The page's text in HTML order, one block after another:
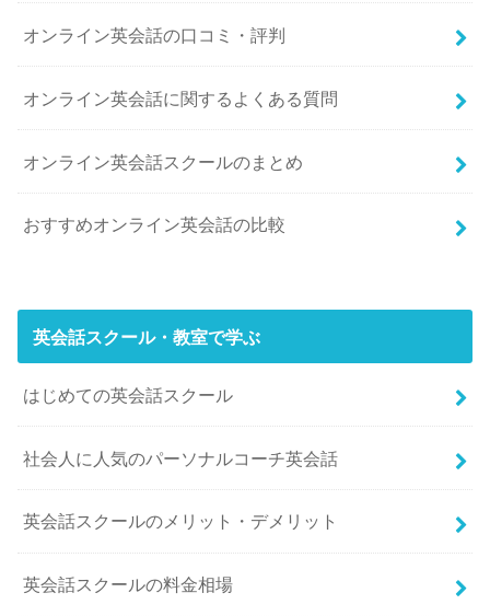
オンライン英会話の口コミ・評判
オンライン英会話に関するよくある質問
オンライン英会話スクールのまとめ
おすすめオンライン英会話の比較
英会話スクール・教室で学ぶ
はじめての英会話スクール
社会人に人気のパーソナルコーチ英会話
英会話スクールのメリット・デメリット
英会話スクールの料金相場